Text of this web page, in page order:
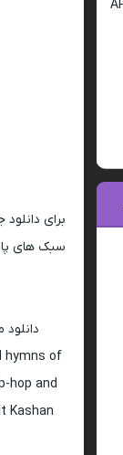
برای
سبک های
hymns of
hop and
Kashan